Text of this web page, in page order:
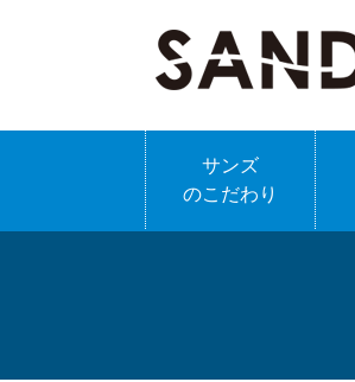
サンズ
のこだわり